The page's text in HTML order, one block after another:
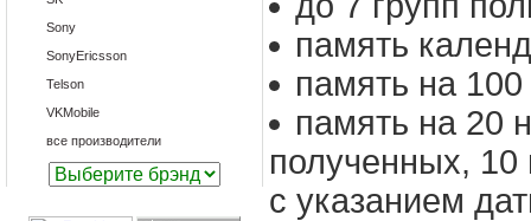
Sony
SonyEricsson
Telson
VKMobile
все производители
память
память на
память на 20
полученных,
с указанием